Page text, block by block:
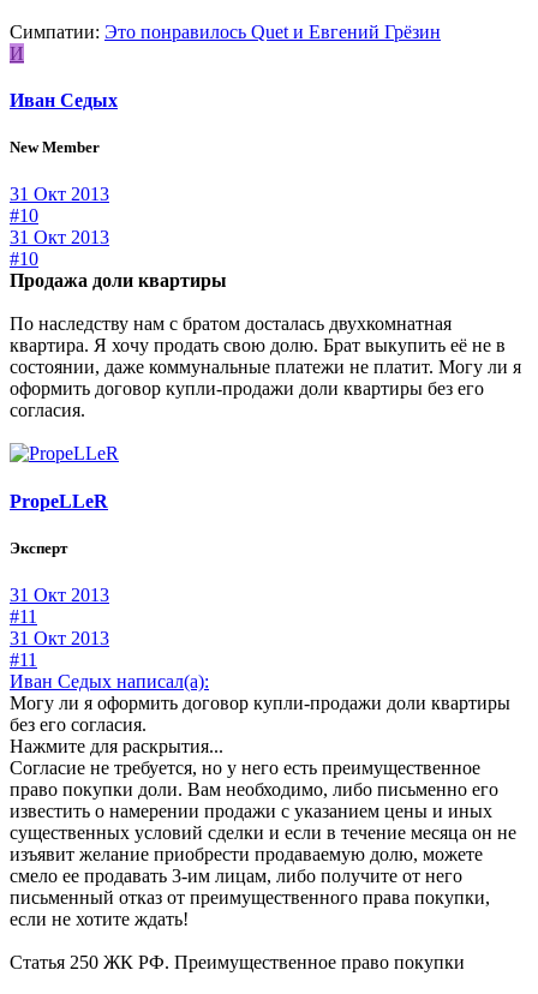
Симпатии: Это понравилось Quet и Евгений Грёзин
И
Иван Седых
New Member
31 Окт 2013
#10
31 Окт 2013
#10
Продажа доли квартиры
По наследству нам с братом досталась двухкомнатная
квартира. Я хочу продать свою долю. Брат выкупить её не в
состоянии, даже коммунальные платежи не платит. Могу ли я
оформить договор купли-продажи доли квартиры без его
согласия.
PropeLLeR
Эксперт
31 Окт 2013
#11
31 Окт 2013
#11
Иван Седых написал(а):
Могу ли я оформить договор купли-продажи доли квартиры
без его согласия.
Нажмите для раскрытия...
Согласие не требуется, но у него есть преимущественное
право покупки доли. Вам необходимо, либо письменно его
известить о намерении продажи с указанием цены и иных
существенных условий сделки и если в течение месяца он не
изъявит желание приобрести продаваемую долю, можете
смело ее продавать 3-им лицам, либо получите от него
письменный отказ от преимущественного права покупки,
если не хотите ждать!
Статья 250 ЖК РФ. Преимущественное право покупки